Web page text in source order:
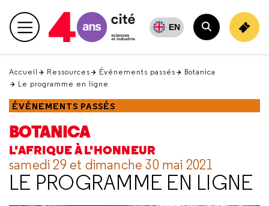
en
haut Menu principal EN
Rechercher
Accueil Ressources Événements passés
Botanica
Le programme en ligne
ÉVÉNEMENTS PASSÉS
BOTANICA
L'AFRIQUE À L'HONNEUR
samedi 29 et dimanche 30 mai 2021
LE PROGRAMME EN LIGNE